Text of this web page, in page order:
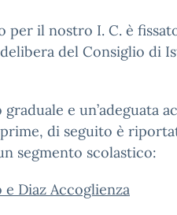
per il nostro I. C. è
del Consiglio di
e un’adeguata
di seguito è
segmento scolastico:
e Diaz Accoglienza